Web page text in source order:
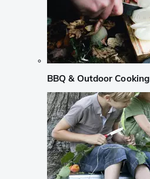
BBQ & Outdoor Cooking